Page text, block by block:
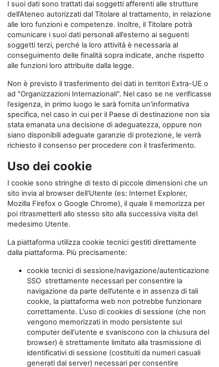
I suoi dati sono trattati dai soggetti afferenti alle strutture
dell’Ateneo autorizzati dal Titolare al trattamento, in relazione
alle loro funzioni e competenze. Inoltre, il Titolare potrà
comunicare i suoi dati personali all’esterno ai seguenti
soggetti terzi, perché la loro attività è necessaria al
conseguimento delle finalità sopra indicate, anche rispetto
alle funzioni loro attribuite dalla legge.
Non è previsto il trasferimento dei dati in territori Extra-UE o
ad "Organizzazioni Internazionali". Nel caso se ne verificasse
l’esigenza, in primo luogo le sarà fornita un'informativa
specifica, nel caso in cui per il Paese di destinazione non sia
stata emanata una decisione di adeguatezza, oppure non
siano disponibili adeguate garanzie di protezione, le verrà
richiesto il consenso per procedere con il trasferimento.
Uso dei cookie
I cookie sono stringhe di testo di piccole dimensioni che un
sito invia al browser dell'Utente (es: Internet Explorer,
Mozilla Firefox o Google Chrome), il quale li memorizza per
poi ritrasmetterli allo stesso sito alla successiva visita del
medesimo Utente.
La piattaforma utilizza cookie tecnici gestiti direttamente
dalla piattaforma. Più precisamente:
cookie tecnici di sessione/navigazione/autenticazione
SSO strettamente necessari per consentire la
navigazione da parte dell’utente e in assenza di tali
cookie, la piattaforma web non potrebbe funzionare
correttamente. L'uso di cookies di sessione (che non
vengono memorizzati in modo persistente sul
computer dell'utente e svaniscono con la chiusura del
browser) è strettamente limitato alla trasmissione di
identificativi di sessione (costituiti da numeri casuali
generati dal server) necessari per consentire